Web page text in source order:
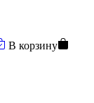
В корзину